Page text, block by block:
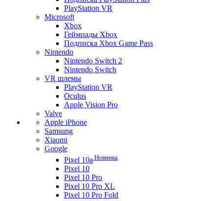
PlayStation VR
Microsoft
Xbox
Геймпады Xbox
Подписка Xbox Game Pass
Nintendo
Nintendo Switch 2
Nintendo Switch
VR шлемы
PlayStation VR
Oculus
Apple Vision Pro
Valve
Apple iPhone
Samsung
Xiaomi
Google
Pixel 10a Новинка
Pixel 10
Pixel 10 Pro
Pixel 10 Pro XL
Pixel 10 Pro Fold